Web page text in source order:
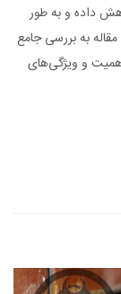
داده و به طور
به بررسی جامع
و ویژگی‌های